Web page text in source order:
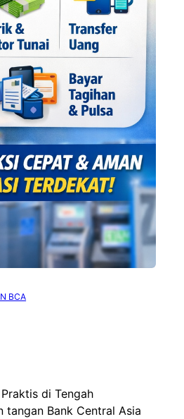
BCA
di Tengah
tangan Bank Central Asia